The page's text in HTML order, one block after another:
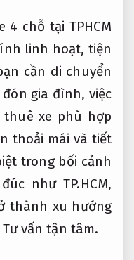
chỗ tại TPHCM
linh hoạt, tiện
cần di chuyển
gia đình, việc
thuê xe phù hợp
thoải mái và tiết
trong bối cảnh
như TP.HCM,
thành xu hướng
Tư vấn tận tâm.